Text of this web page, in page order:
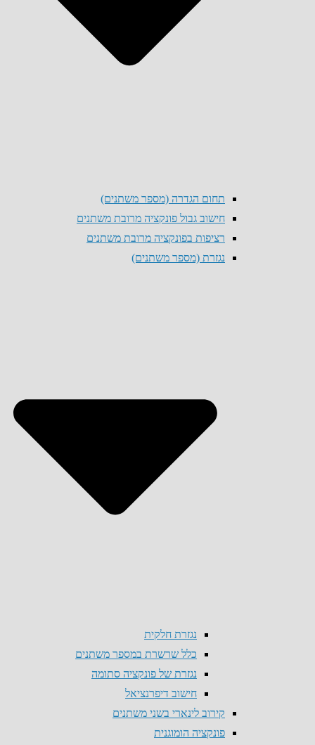
תחום הגדרה (מספר משתנים)
חישוב גבול פונקציה מרובת משתנים
רציפות בפונקציה מרובת משתנים
נגזרת (מספר משתנים)
נגזרת חלקית
כלל שרשרת במספר משתנים
נגזרת של פונקציה סתומה
חישוב דיפרנציאל
קירוב לינארי בשני משתנים
פונקציה הומוגנית